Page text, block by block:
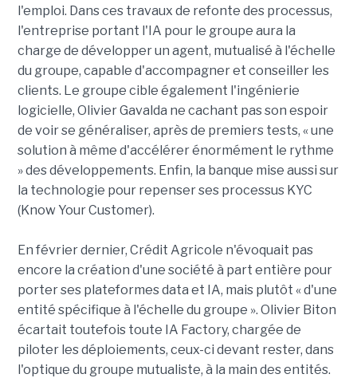
l'emploi. Dans ces travaux de refonte des processus,
l'entreprise portant l'IA pour le groupe aura la
charge de développer un agent, mutualisé à l'échelle
du groupe, capable d'accompagner et conseiller les
clients. Le groupe cible également l'ingénierie
logicielle, Olivier Gavalda ne cachant pas son espoir
de voir se généraliser, après de premiers tests, « une
solution à même d'accélérer énormément le rythme
» des développements. Enfin, la banque mise aussi sur
la technologie pour repenser ses processus KYC
(Know Your Customer).
En février dernier, Crédit Agricole n'évoquait pas
encore la création d'une société à part entière pour
porter ses plateformes data et IA, mais plutôt « d'une
entité spécifique à l'échelle du groupe ». Olivier Biton
écartait toutefois toute IA Factory, chargée de
piloter les déploiements, ceux-ci devant rester, dans
l'optique du groupe mutualiste, à la main des entités.